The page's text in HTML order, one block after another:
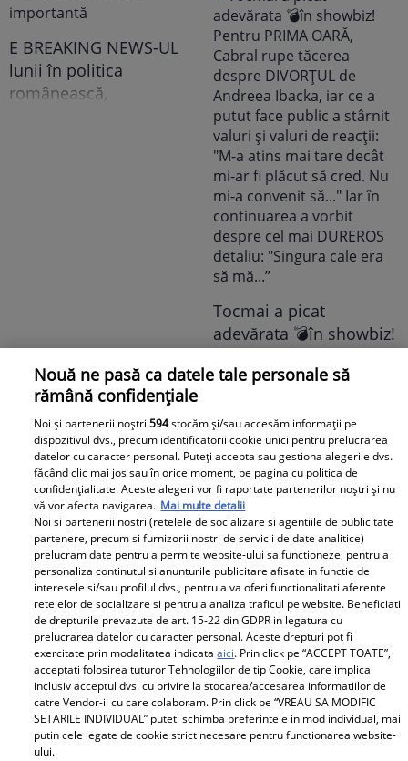
E BREAKING NEWS-UL
lunii în politica
românească,
recunoscut TOT, dar
tooot: „Mă abțin să nu-i
scriu. Am făcut
scandal!” Ce s-a
întâmplat e...
Tocmai a picat
adevărata 💣în showbiz!
Cabral rupe tăcerea
Andreea Ibacka, iar ce a
putut face public a
stârnit valuri și valuri de
reacții: "M-a atins mai
tare decât mi-ar fi
plăcut să cred. Nu mi-a
convenit să..." Iar în
continuarea a vorbit
despre cel mai
DUREROS detaliu:
"Singura cale era să
mă...”
"Nici acum nu îi știu
bine. Nu îi știu familia".
A tăcut luni întregi, dar
acum Gina Matache a
spus adevărul despre
relația cu GINERELE EI,
Radu Siffredi. Nimeni
nu se aștepta să scoată
la iveală și ACEST
AMĂNUNT ce i-a lăsat
pe mulți fără replică:
Redactia.ro
Nouă ne pasă ca datele tale personale să
rămână confidențiale
Noi și partenerii noștri594stocăm și/sau accesăm informații pe
dispozitivul dvs., precum identificatorii cookie unici pentru prelucrarea
datelor cu caracter personal. Puteți accepta sau gestiona alegerile dvs.
făcând clic mai jos sau în orice moment, pe pagina cu politica de
confidențialitate. Aceste alegeri vor fi raportate partenerilor noștri și nu
vă vor afecta navigarea. Mai multe detalii
Noi si partenerii nostri (retelele de socializare si agentiile de publicitate
partenere, precum si furnizorii nostri de servicii de date analitice)
prelucram date pentru a permite website-ului sa functioneze, pentru a
personaliza continutul si anunturile publicitare afisate in functie de
interesele si/sau profilul dvs., pentru a va oferi functionalitati aferente
retelelor de socializare si pentru a analiza traficul pe website. Beneficiati
de drepturile prevazute de art. 15-22 din GDPR in legatura cu
prelucrarea datelor cu caracter personal. Aceste drepturi pot fi
exercitate prin modalitatea indicataaici. Prin click pe “ACCEPT TOATE”,
acceptati folosirea tuturor Tehnologiilor de tip Cookie, care implica
inclusiv acceptul dvs. cu privire la stocarea/accesarea informatiilor de
catre Vendor-ii cu care colaboram. Prin click pe “VREAU SA MODIFIC
SETARILE INDIVIDUAL” puteti schimba preferintele in mod individual, mai
putin cele legate de cookie strict necesare pentru functionarea website-
ului.